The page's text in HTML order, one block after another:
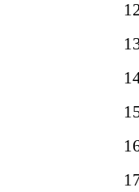
12
13
14
15
16
17